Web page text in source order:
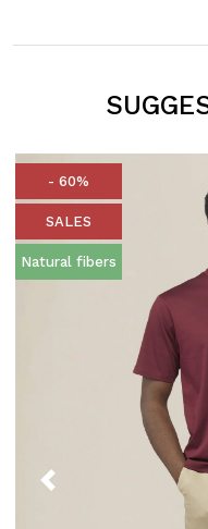
- 60%
SALES
Natural fibers